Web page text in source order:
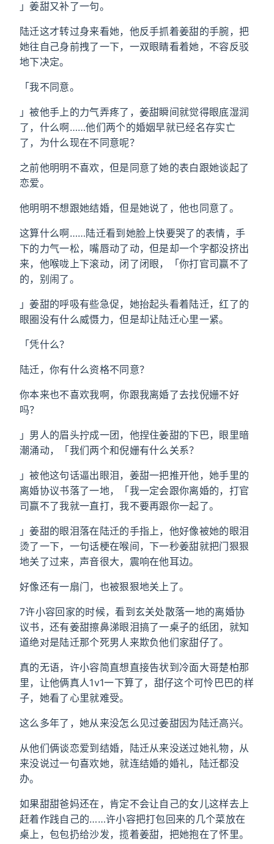
」姜甜又补了一句。
陆迁这才转过身来看她，他反手抓着姜甜的手腕，把
她往自己身前拽了一下，一双眼睛看着她，不容反驳
地下决定。
「我不同意。
」被他手上的力气弄疼了，姜甜瞬间就觉得眼底湿润
了，什么啊……他们两个的婚姻早就已经名存实亡
了，为什么现在不同意呢？
之前他明明不喜欢，但是同意了她的表白跟她谈起了
恋爱。
他明明不想跟她结婚，但是她说了，他也同意了。
这算什么啊……陆迁看到她脸上快要哭了的表情，手
下的力气一松，嘴唇动了动，但是却一个字都没挤出
来，他喉咙上下滚动，闭了闭眼，「你打官司赢不了
的，别闹了。
」姜甜的呼吸有些急促，她抬起头看着陆迁，红了的
眼圈没有什么威慑力，但是却让陆迁心里一紧。
「凭什么？
陆迁，你有什么资格不同意？
你本来也不喜欢我啊，你跟我离婚了去找倪姗不好
吗？
」男人的眉头拧成一团，他捏住姜甜的下巴，眼里暗
潮涌动，「我们两个和倪姗有什么关系？
」被他这句话逼出眼泪，姜甜一把推开他，她手里的
离婚协议书落了一地，「我一定会跟你离婚的，打官
司赢不了我就一直打，我不要再跟你一起了。
」姜甜的眼泪落在陆迁的手指上，他好像被她的眼泪
烫了一下，一句话梗在喉间，下一秒姜甜就把门狠狠
地关了过来，声音很大，震响在他耳边。
好像还有一扇门，也被狠狠地关上了。
7许小容回家的时候，看到玄关处散落一地的离婚协
议书，还有姜甜擦鼻涕眼泪搞了一桌子的纸团，就知
道绝对是陆迁那个死男人来欺负他们家甜仔了。
真的无语，许小容简直想直接告状到冷面大哥楚柏那
里，让他俩真人1v1一下算了，甜仔这个可怜巴巴的样
子，她看了心里就难受。
这么多年了，她从来没怎么见过姜甜因为陆迁高兴。
从他们俩谈恋爱到结婚，陆迁从来没送过她礼物，从
来没说过一句喜欢她，就连结婚的婚礼，陆迁都没
办。
如果甜甜爸妈还在，肯定不会让自己的女儿这样去上
赶着作践自己的……许小容把打包回来的几个菜放在
桌上，包包扔给沙发，揽着姜甜，把她抱在了怀里。